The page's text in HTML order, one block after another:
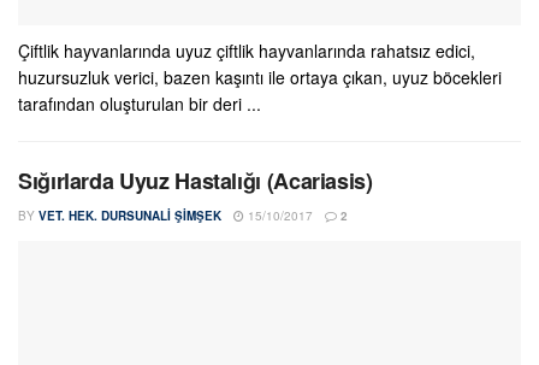
Çiftlik hayvanlarında uyuz çiftlik hayvanlarında rahatsız edici,
huzursuzluk verici, bazen kaşıntı ile ortaya çıkan, uyuz böcekleri
tarafından oluşturulan bir deri ...
Sığırlarda Uyuz Hastalığı (Acariasis)
BY VET. HEK. DURSUNALI ŞIMŞEK 15/10/2017 2